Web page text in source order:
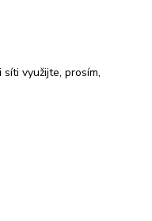
využijte, prosím,